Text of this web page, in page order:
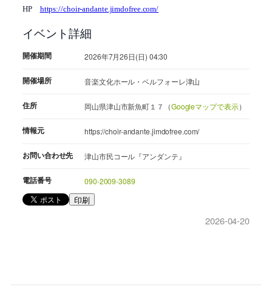
HP
https://choir-andante.jimdofree.com/
イベント詳細
開催期間 2026年7月26日(日) 04:30
開催場所 音楽文化ホール・ベルフォーレ津山
住所 岡山県津山市新魚町１７（Googleマップで表示）
情報元 https://choir-andante.jimdofree.com/
お問い合わせ先 津山市民コール『アンダンテ』
電話番号 090-2009-3089
印刷
2026-04-20